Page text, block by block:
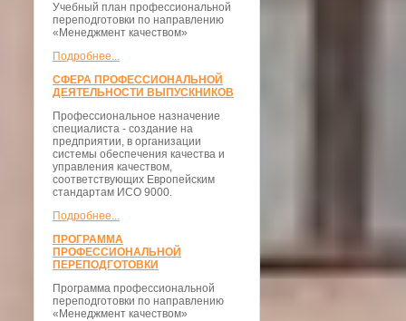
Учебный план профессиональной
переподготовки по направлению
«Менеджмент качеством»
Подробнее...
СФЕРА ПРОФЕССИОНАЛЬНОЙ
ДЕЯТЕЛЬНОСТИ ВЫПУСКНИКОВ
Профессиональное назначение
специалиста - создание на
предприятии, в организации
системы обеспечения качества и
управления качеством,
соответствующих Европейским
стандартам ИСО 9000.
Подробнее...
ПРОГРАММА
ПРОФЕССИОНАЛЬНОЙ
ПЕРЕПОДГОТОВКИ
Программа профессиональной
переподготовки по направлению
«Менеджмент качеством»